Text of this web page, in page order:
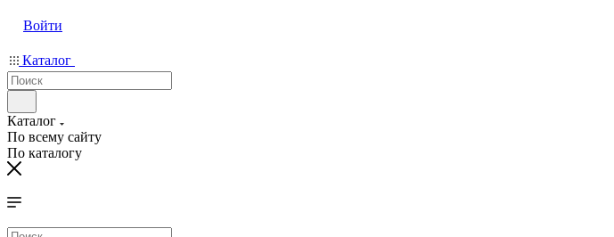
Войти
Каталог
Каталог
По всему сайту
По каталогу